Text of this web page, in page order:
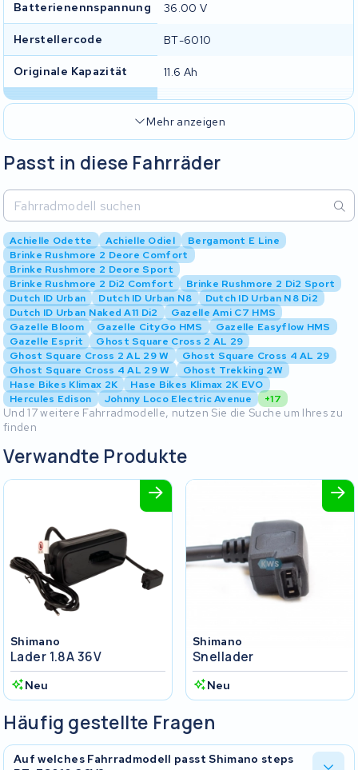
Batterienennspannung
36.00 V
Herstellercode BT-6010
Originale Kapazität 11.6 Ah
Mehr anzeigen
Passt in diese Fahrräder
Achielle Odette Achielle Odiel
Bergamont E Line
Brinke Rushmore 2 Deore Comfort
Brinke Rushmore 2 Deore Sport
Brinke Rushmore 2 Di2 Comfort
Brinke Rushmore 2 Di2 Sport
Dutch ID Urban
Dutch ID Urban N8
Dutch ID Urban N8 Di2
Dutch ID Urban Naked A11 Di2
Gazelle Ami C7 HMS
Gazelle Bloom
Gazelle CityGo HMS
Gazelle Easyflow HMS
Gazelle Esprit
Ghost Square Cross 2 AL 29
Ghost Square Cross 2 AL 29 W
Ghost Square Cross 4 AL 29
Ghost Square Cross 4 AL 29 W
Ghost Trekking 2W
Hase Bikes Klimax 2K
Hase Bikes Klimax 2K EVO
Hercules Edison
Johnny Loco Electric Avenue +17
Und 17 weitere Fahrradmodelle, nutzen Sie die Suche um Ihres zu
finden
Verwandte Produkte
Shimano
Lader 1.8A 36V
Neu
Shimano
Snellader
Neu
Häufig gestellte Fragen
Auf welches Fahrradmodell passt Shimano steps